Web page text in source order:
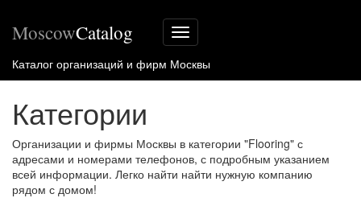
Меню
сайта
MoscowCatalog
Каталог организаций и фирм Москвы
Категории
Организации и фирмы Москвы в категории "Flooring" с
адресами и номерами телефонов, с подробным указанием
всей информации. Легко найти найти нужную компанию
рядом с домом!